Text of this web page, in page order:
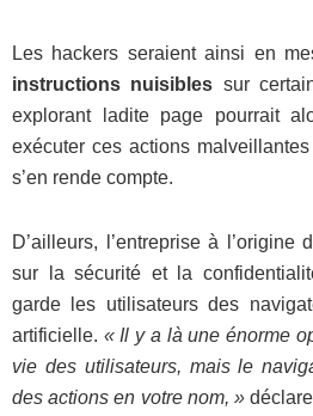
Les hackers seraient ainsi en
instructions nuisibles sur
explorant ladite page pourrait
exécuter ces actions
s’en rende compte.
D’ailleurs, l’entreprise à l’origine
sur la sécurité et la
garde les utilisateurs des
artificielle. « Il y a là une énorme
vie des utilisateurs, mais le
des actions en votre nom, »